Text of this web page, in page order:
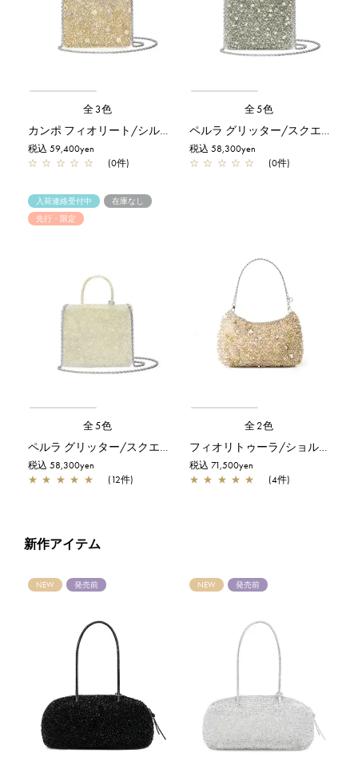
全3色
カンポ フィオリート/シルバーゴールド
税込 59,400yen
☆ ☆ ☆ ☆ ☆ (0件)
全5色
ペルラ グリッター/スクエア スモール/グリーングレーシルバー
税込 58,300yen
☆ ☆ ☆ ☆ ☆ (0件)
入荷連絡受付中
在庫なし
先行・限定
全5色
ペルラ グリッター/スクエア スモール/オーロラトラスパレンテ【オンラインストア先行販売カラー】
税込 58,300yen
★ ★ ★ ★ ★ (12件)
全2色
フィオリトゥーラ/ショルダー/シルバーゴールド
税込 71,500yen
★ ★ ★ ★ ★ (4件)
新作アイテム
NEW 発売前 NEW 発売前